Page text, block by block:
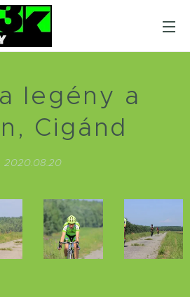
legény a
Cigánd
2020.08.20